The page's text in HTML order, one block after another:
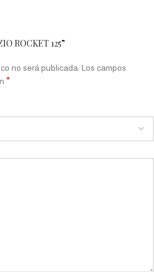
ROCKET 125”
no será publicada. Los campos
*